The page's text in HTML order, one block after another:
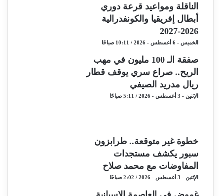
الناقلة ومواعيد قرعة دوري
أبطال إفريقيا والكونفدرالية
2026-2027
الخميس - 6 أغسطس - 2026 / 10:11 صباحًا
صفقة الـ 100 مليون في مهب
الريح.. صراع سري يوقف قطار
ريال مدريد الصيفي
الإثنين - 3 أغسطس - 2026 / 5:11 صباحًا
خطوة غير متوقعة.. طرابزون
سبور يكشف مستجدات
المفاوضات مع محمد صلاح
الإثنين - 3 أغسطس - 2026 / 2:02 صباحًا